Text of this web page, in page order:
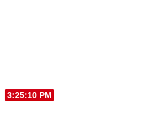
3:25:11 PM